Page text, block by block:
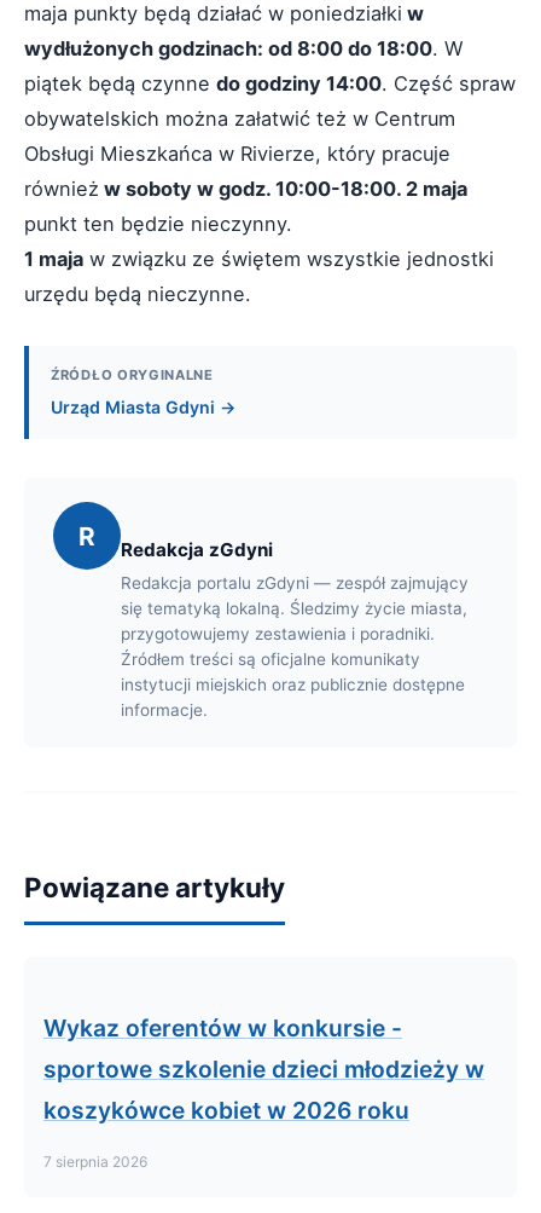
maja punkty będą działać w poniedziałki w
wydłużonych godzinach: od 8:00 do 18:00. W
piątek będą czynne do godziny 14:00. Część spraw
obywatelskich można załatwić też w Centrum
Obsługi Mieszkańca w Rivierze, który pracuje
również w soboty w godz. 10:00-18:00. 2 maja
punkt ten będzie nieczynny.
1 maja w związku ze świętem wszystkie jednostki
urzędu będą nieczynne.
ŹRÓDŁO ORYGINALNE
Urząd Miasta Gdyni →
R Redakcja zGdyni
Redakcja portalu zGdyni — zespół zajmujący
się tematyką lokalną. Śledzimy życie miasta,
przygotowujemy zestawienia i poradniki.
Źródłem treści są oficjalne komunikaty
instytucji miejskich oraz publicznie dostępne
informacje.
Powiązane artykuły
Wykaz oferentów w konkursie -
sportowe szkolenie dzieci młodzieży w
koszykówce kobiet w 2026 roku
7 sierpnia 2026